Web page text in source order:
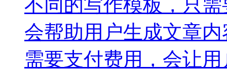
不同的写作模板，只
会帮助用户生成文章
需要支付费用，会让